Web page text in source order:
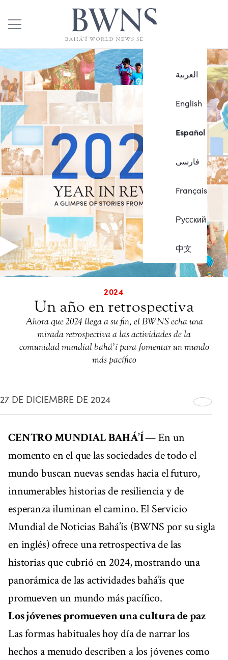
العربية
English
Español
فارسی
Français
Русский
中文
2024
Un año en retrospectiva
Ahora que 2024 llega a su fin, el BWNS echa una
mirada retrospectiva a las actividades de la
comunidad mundial bahá’í para fomentar un mundo
más pacífico
27 DE DICIEMBRE DE 2024
CENTRO MUNDIAL BAHÁ’Í— En un
momento en el que las sociedades de todo el
mundo buscan nuevas sendas hacia el futuro,
innumerables historias de resiliencia y de
esperanza iluminan el camino. El Servicio
Mundial de Noticias Bahá’ís (BWNS por su sigla
en inglés) ofrece una retrospectiva de las
historias que cubrió en 2024, mostrando una
panorámica de las actividades bahá’ís que
promueven un mundo más pacífico.
Los jóvenes promueven una cultura de paz
Las formas habituales hoy día de narrar los
hechos a menudo describen a los jóvenes como